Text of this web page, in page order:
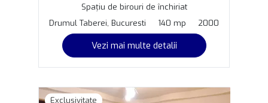
Spațiu de birouri de închiriat
Drumul Taberei, Bucuresti
140 mp 2000
Vezi mai multe detalii
Exclusivitate